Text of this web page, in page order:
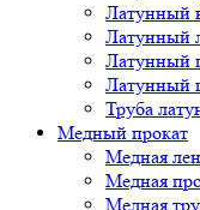
Латунный
Латунный
Латунный
Латунный
Труба
Медный прокат
Медная
Медная
Медная